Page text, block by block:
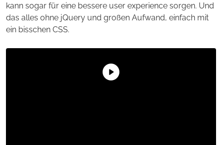
kann sogar für eine bessere user experience sorgen. Und
das alles ohne jQuery und großen Aufwand, einfach mit
ein bisschen CSS.